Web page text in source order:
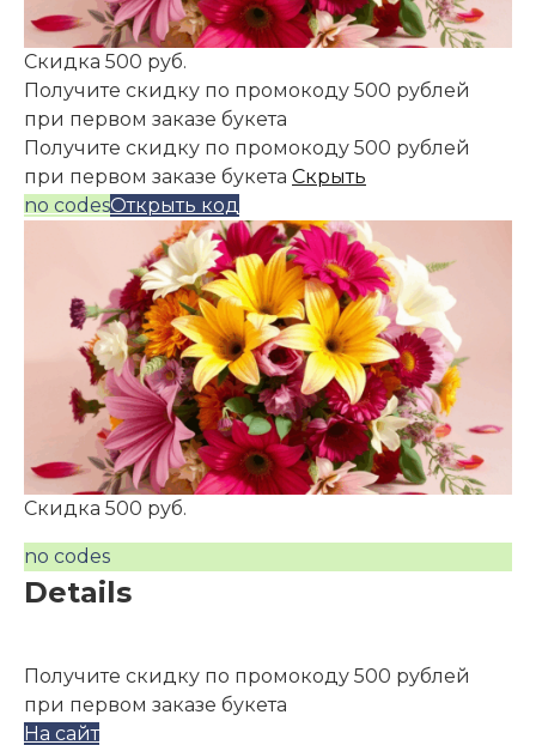
Скидка 500 руб.
Получите скидку по промокоду 500 рублей
при первом заказе букета
Получите скидку по промокоду 500 рублей
при первом заказе букета Скрыть
no codesОткрыть код
Скидка 500 руб.
no codes
Details
Получите скидку по промокоду 500 рублей
при первом заказе букета
На сайт